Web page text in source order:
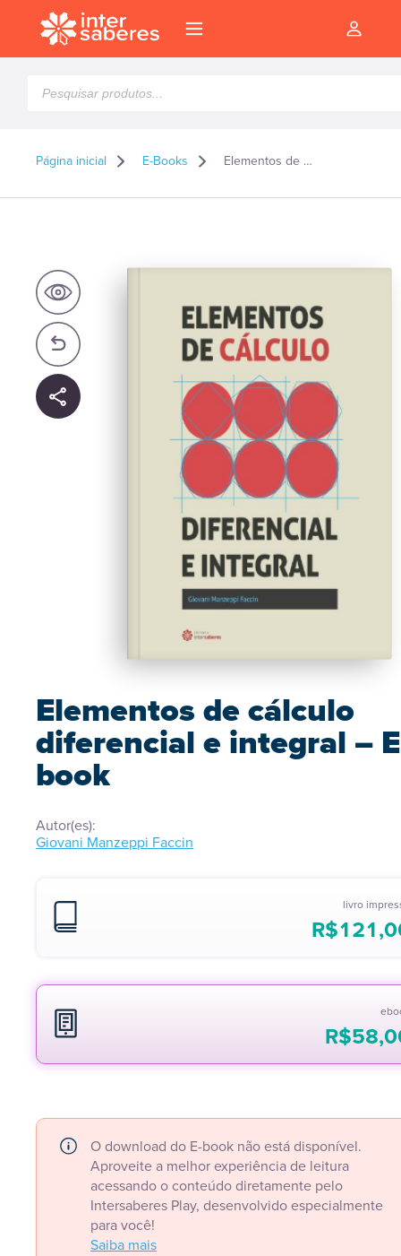
produtos
Página inicial E-Books Elementos de cálculo diferencial e integral – E-book
Elementos de cálculo
diferencial e integral –
book
Autor(es):
Giovani Manzeppi Faccin
livro
R$
R$
O download do E-book não está disponível.
Aproveite a melhor experiência de leitura
acessando o conteúdo diretamente pelo
Intersaberes Play, desenvolvido especialmente
para você!
Saiba mais